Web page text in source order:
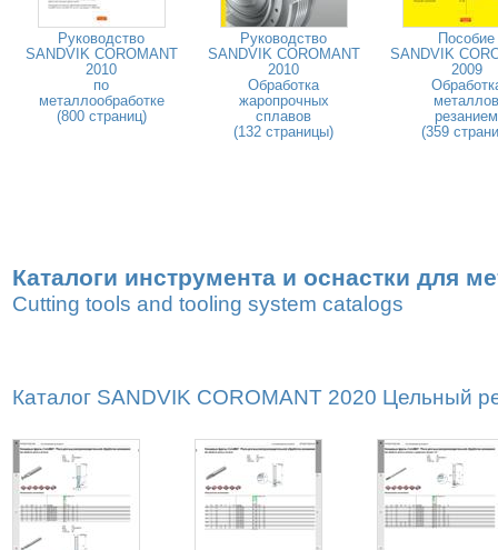
Руководство
SANDVIK COROMANT
2010
по
металлообработке
(800 страниц)
Руководство
SANDVIK COROMANT
2010
Обработка
жаропрочных
сплавов
(132 страницы)
Пособие
SANDVIK
2009
металлов
резанием
(359
Каталоги инструмента и оснастки для
Cutting tools and tooling system catalogs
Каталог SANDVIK COROMANT 2020 Цельный